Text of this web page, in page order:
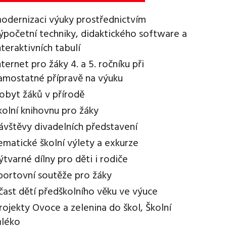
výuky prostřednictvím
techniky, didaktického software a
tabulí
pro žáky 4. a 5. ročníku při
přípravě na výuku
žáků v přírodě
knihovnu pro žáky
divadelních představení
školní výlety a exkurze
dílny pro děti i rodiče
soutěže pro žáky
dětí předškolního věku ve výuce
Ovoce a zelenina do škol, Školní